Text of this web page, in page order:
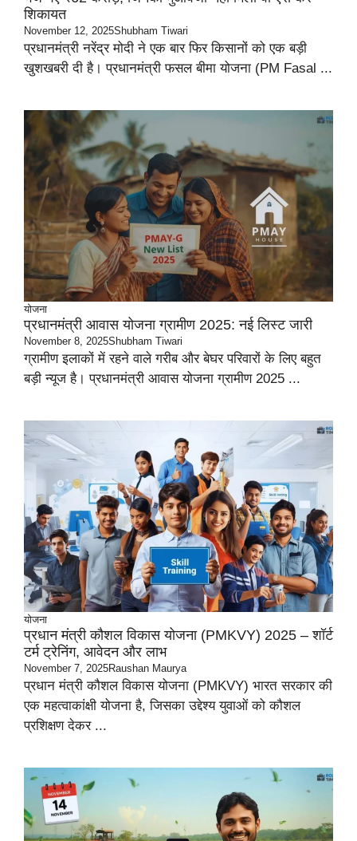
शिकायत
November 12, 2025Shubham Tiwari
प्रधानमंत्री नरेंद्र मोदी ने एक बार फिर किसानों को एक बड़ी
खुशखबरी दी है। प्रधानमंत्री फसल बीमा योजना (PM Fasal ...
योजना
प्रधानमंत्री आवास योजना ग्रामीण 2025: नई लिस्ट जारी
November 8, 2025Shubham Tiwari
ग्रामीण इलाकों में रहने वाले गरीब और बेघर परिवारों के लिए बहुत
बड़ी न्यूज है। प्रधानमंत्री आवास योजना ग्रामीण 2025 ...
योजना
प्रधान मंत्री कौशल विकास योजना (PMKVY) 2025 – शॉर्ट
टर्म ट्रेनिंग, आवेदन और लाभ
November 7, 2025Raushan Maurya
प्रधान मंत्री कौशल विकास योजना (PMKVY) भारत सरकार की
एक महत्वाकांक्षी योजना है, जिसका उद्देश्य युवाओं को कौशल
प्रशिक्षण देकर ...